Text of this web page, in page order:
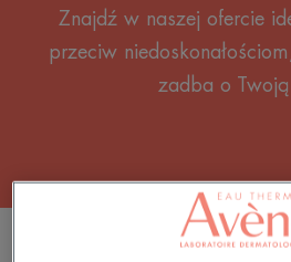
Znajdź w naszej ofercie
przeciw
zadba o Twoją
FILTRUJ